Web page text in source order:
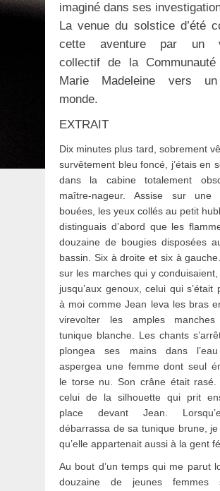
imaginé dans ses
La venue du solstice d’été
cette aventure par un
collectif de la Communauté
Marie Madeleine vers
monde.
EXTRAIT
Dix minutes plus tard, sobrement
survêtement bleu foncé, j’étais en
dans la cabine totalement
maître-nageur. Assise sur
bouées, les yeux collés au petit
distinguais d’abord que les
douzaine de bougies disposées
bassin. Six à droite et six à
sur les marches qui y conduisaient,
jusqu’aux genoux, celui qui s’était
à moi comme Jean leva les bras
virevolter les amples
tunique blanche. Les chants
plongea ses mains dans
aspergea une femme dont seul
le torse nu. Son crâne était rasé.
celui de la silhouette qui prit
place devant Jean.
débarrassa de sa tunique brune,
qu’elle appartenait aussi à la gent
Au bout d’un temps qui me parut
douzaine de jeunes femmes